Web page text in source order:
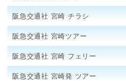
阪急交通社 宮崎 チラシ
阪急交通社 宮崎ツアー
阪急交通社 宮崎 フェリー
阪急交通社 宮崎発 ツアー